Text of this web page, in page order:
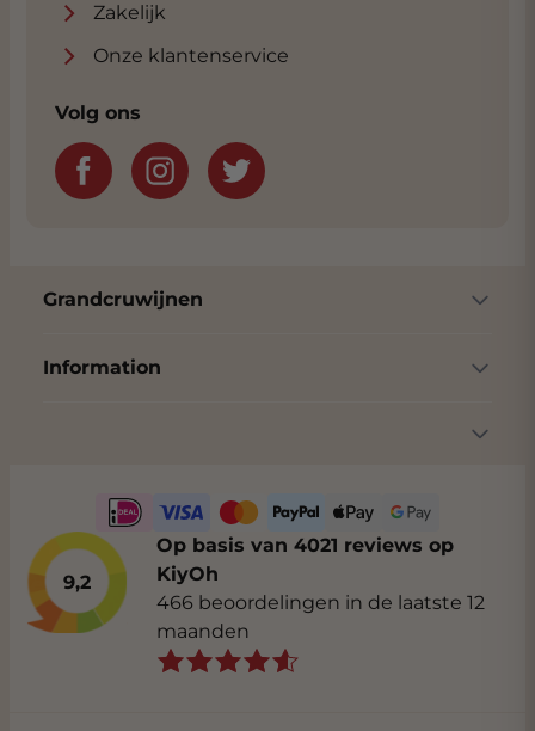
Zakelijk
Onze klantenservice
Volg ons
Grandcruwijnen
Information
9,2
Op basis van 4021 reviews op
KiyOh
466 beoordelingen in de laatste 12
maanden